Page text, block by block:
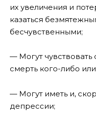
их увеличения и
казаться
бесчувственными;
— Могут чувствовать
смерть кого-либо
— Могут иметь и,
депрессии;